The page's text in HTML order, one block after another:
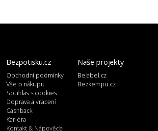
Naše projekty
Belabel.cz
Bezkempu.cz
Bezpotisku.cz
Obchodní podmínky
Vše o nákupu
Souhlas s cookies
Doprava a vracení
Cashback
Kariéra
Kontakt & Nápověda